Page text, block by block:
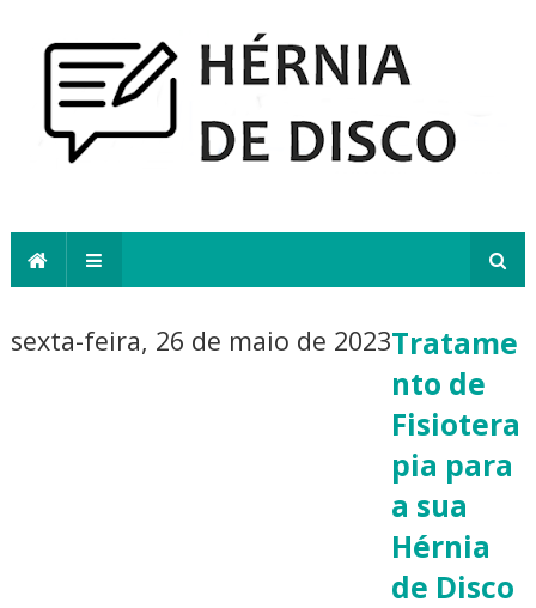
sexta-feira, 26 de maio de 2023Tratame
nto de
Fisiotera
pia para
a sua
Hérnia
de Disco